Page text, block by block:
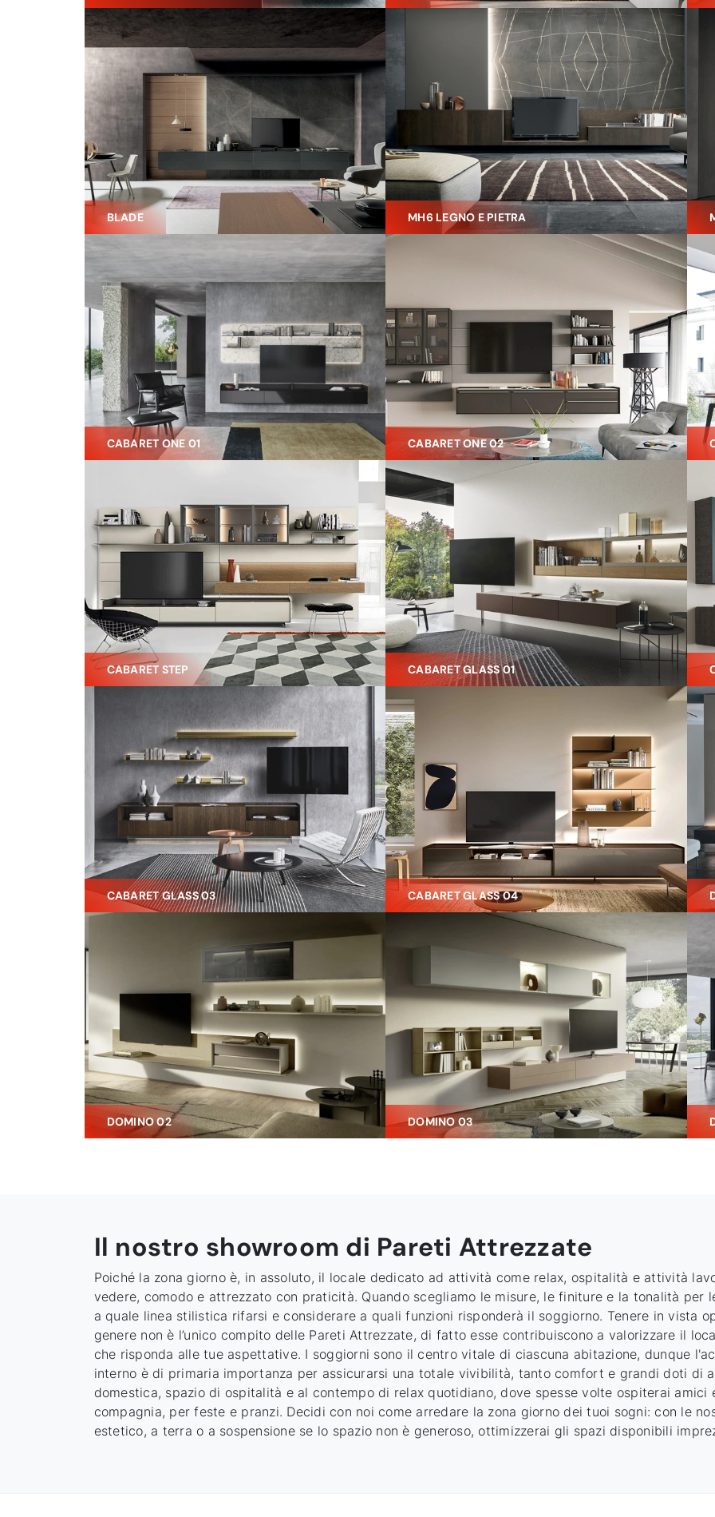
BLADE MH6 LEGNO E PIETRA
CABARET ONE 01 CABARET ONE 02
CABARET STEP CABARET GLASS 01
CABARET GLASS 03 CABARET GLASS 04
DOMINO 02 DOMINO 03
Il nostro showroom di Pareti Attrezzate
Poiché la zona giorno è, in assoluto, il locale dedicato ad attività come relax, ospitalità e attività
vedere, comodo e attrezzato con praticità. Quando scegliamo le misure, le finiture e la tonalità per
a quale linea stilistica rifarsi e considerare a quali funzioni risponderà il soggiorno. Tenere in vista
genere non è l’unico compito delle Pareti Attrezzate, di fatto esse contribuiscono a valorizzare il
che risponda alle tue aspettative. I soggiorni sono il centro vitale di ciascuna abitazione, dunque
interno è di primaria importanza per assicurarsi una totale vivibilità, tanto comfort e grandi doti di
domestica, spazio di ospitalità e al contempo di relax quotidiano, dove spesse volte ospiterai
compagnia, per feste e pranzi. Decidi con noi come arredare la zona giorno dei tuoi sogni: con le
estetico, a terra o a sospensione se lo spazio non è generoso, ottimizzerai gli spazi disponibili